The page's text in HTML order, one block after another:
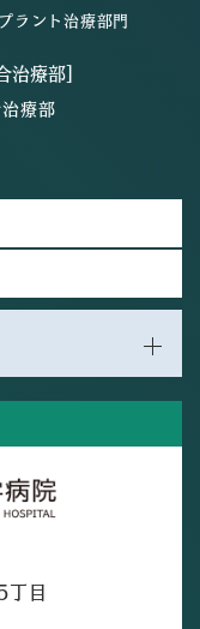
目
ラント治療部門
治療部]
療部